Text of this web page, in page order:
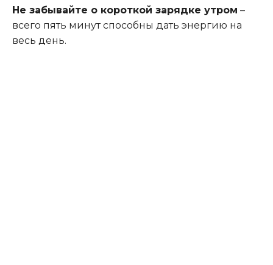
Не забывайте о короткой зарядке утром –
всего пять минут способны дать энергию на
весь день.